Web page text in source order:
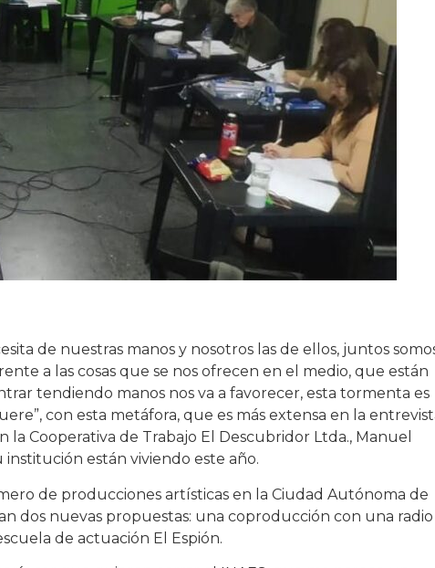
de nuestras manos y nosotros las de ellos, juntos
a las cosas que se nos ofrecen en el medio, que están
tendiendo manos nos va a favorecer, esta tormenta es
con esta metáfora, que es más extensa en la
Cooperativa de Trabajo El Descubridor Ltda., Manuel
están viviendo este año.
de producciones artísticas en la Ciudad Autónoma de
dos nuevas propuestas: una coproducción con una
de actuación El Espión.